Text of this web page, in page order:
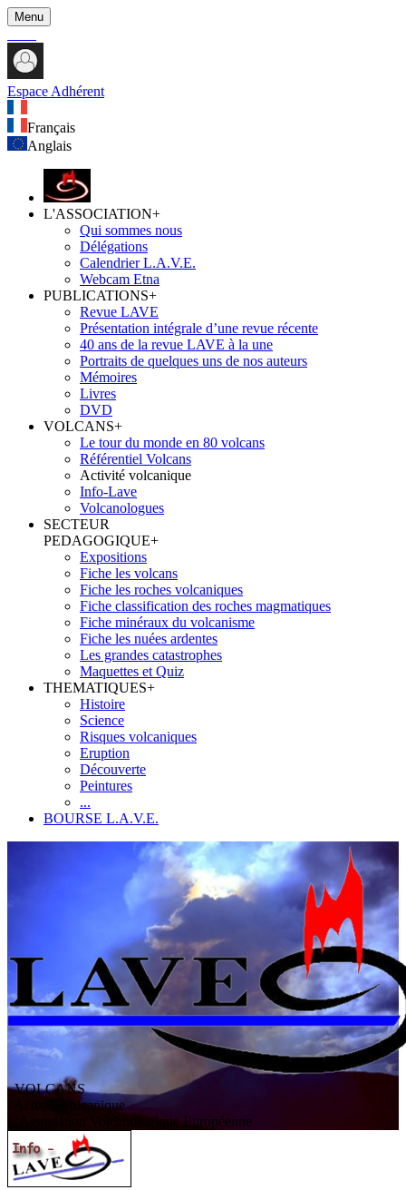
Menu
Espace Adhérent
Français
Anglais
L'ASSOCIATION+
Qui sommes nous
Délégations
Calendrier L.A.V.E.
Webcam Etna
PUBLICATIONS+
Revue LAVE
Présentation intégrale d’une revue récente
40 ans de la revue LAVE à la une
Portraits de quelques uns de nos auteurs
Mémoires
Livres
DVD
VOLCANS+
Le tour du monde en 80 volcans
Référentiel Volcans
Activité volcanique
Info-Lave
Volcanologues
SECTEUR
PEDAGOGIQUE+
Expositions
Fiche les volcans
Fiche les roches volcaniques
Fiche classification des roches magmatiques
Fiche minéraux du volcanisme
Fiche les nuées ardentes
Les grandes catastrophes
Maquettes et Quiz
THEMATIQUES+
Histoire
Science
Risques volcaniques
Eruption
Découverte
Peintures
...
BOURSE L.A.V.E.
VOLCANS
/ Activité volcanique
ssociation V olcanologiqueEuropéenne